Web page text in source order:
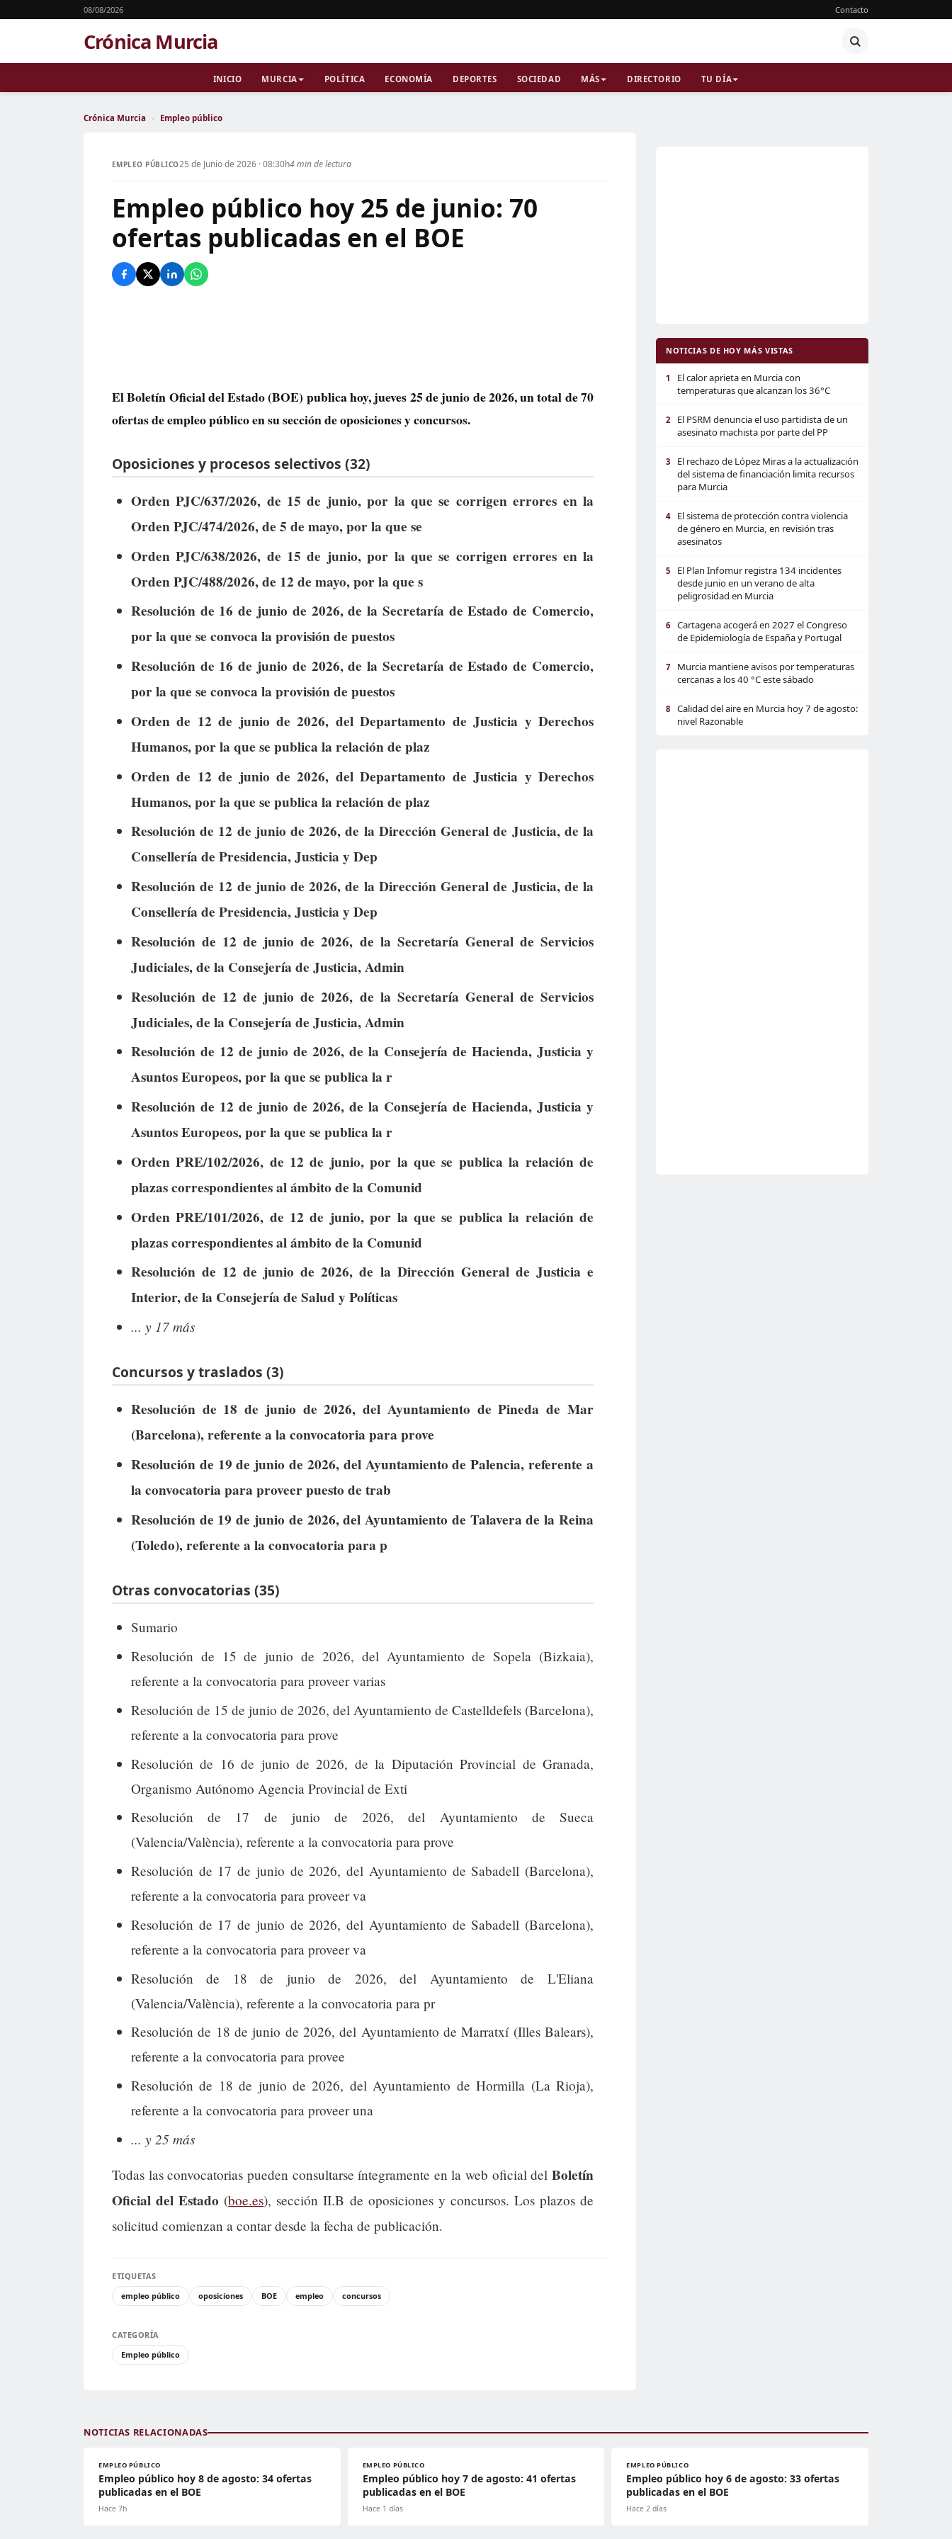
08/08/2026 Contacto
Crónica Murcia
INICIO MURCIA POLÍTICA ECONOMÍA DEPORTES SOCIEDAD MÁS DIRECTORIO TU DÍA
Crónica Murcia › Empleo público
EMPLEO PÚBLICO25 de Junio de 2026 · 08:30h4 min de lectura
Empleo público hoy 25 de junio: 70
ofertas publicadas en el BOE
El Boletín Oficial del Estado (BOE) publica hoy, jueves 25 de junio de 2026, un total de70
ofertas de empleo públicoen su sección de oposiciones y concursos.
Oposiciones y procesos selectivos (32)
Orden PJC/637/2026, de 15 de junio, por la que se corrigen errores en la
Orden PJC/474/2026, de 5 de mayo, por la que se
Orden PJC/638/2026, de 15 de junio, por la que se corrigen errores en la
Orden PJC/488/2026, de 12 de mayo, por la que s
Resolución de 16 de junio de 2026, de la Secretaría de Estado de Comercio,
por la que se convoca la provisión de puestos
Resolución de 16 de junio de 2026, de la Secretaría de Estado de Comercio,
por la que se convoca la provisión de puestos
Orden de 12 de junio de 2026, del Departamento de Justicia y Derechos
Humanos, por la que se publica la relación de plaz
Orden de 12 de junio de 2026, del Departamento de Justicia y Derechos
Humanos, por la que se publica la relación de plaz
Resolución de 12 de junio de 2026, de la Dirección General de Justicia, de la
Consellería de Presidencia, Justicia y Dep
Resolución de 12 de junio de 2026, de la Dirección General de Justicia, de la
Consellería de Presidencia, Justicia y Dep
Resolución de 12 de junio de 2026, de la Secretaría General de Servicios
Judiciales, de la Consejería de Justicia, Admin
Resolución de 12 de junio de 2026, de la Secretaría General de Servicios
Judiciales, de la Consejería de Justicia, Admin
Resolución de 12 de junio de 2026, de la Consejería de Hacienda, Justicia y
Asuntos Europeos, por la que se publica la r
Resolución de 12 de junio de 2026, de la Consejería de Hacienda, Justicia y
Asuntos Europeos, por la que se publica la r
Orden PRE/102/2026, de 12 de junio, por la que se publica la relación de
plazas correspondientes al ámbito de la Comunid
Orden PRE/101/2026, de 12 de junio, por la que se publica la relación de
plazas correspondientes al ámbito de la Comunid
Resolución de 12 de junio de 2026, de la Dirección General de Justicia e
Interior, de la Consejería de Salud y Políticas
... y 17 más
Concursos y traslados (3)
Resolución de 18 de junio de 2026, del Ayuntamiento de Pineda de Mar
(Barcelona), referente a la convocatoria para prove
Resolución de 19 de junio de 2026, del Ayuntamiento de Palencia, referente a
la convocatoria para proveer puesto de trab
Resolución de 19 de junio de 2026, del Ayuntamiento de Talavera de la Reina
(Toledo), referente a la convocatoria para p
Otras convocatorias (35)
Sumario
Resolución de 15 de junio de 2026, del Ayuntamiento de Sopela (Bizkaia),
referente a la convocatoria para proveer varias
Resolución de 15 de junio de 2026, del Ayuntamiento de Castelldefels (Barcelona),
referente a la convocatoria para prove
Resolución de 16 de junio de 2026, de la Diputación Provincial de Granada,
Organismo Autónomo Agencia Provincial de Exti
Resolución de 17 de junio de 2026, del Ayuntamiento de Sueca
(Valencia/València), referente a la convocatoria para prove
Resolución de 17 de junio de 2026, del Ayuntamiento de Sabadell (Barcelona),
referente a la convocatoria para proveer va
Resolución de 17 de junio de 2026, del Ayuntamiento de Sabadell (Barcelona),
referente a la convocatoria para proveer va
Resolución de 18 de junio de 2026, del Ayuntamiento de L'Eliana
(Valencia/València), referente a la convocatoria para pr
Resolución de 18 de junio de 2026, del Ayuntamiento de Marratxí (Illes Balears),
referente a la convocatoria para provee
Resolución de 18 de junio de 2026, del Ayuntamiento de Hormilla (La Rioja),
referente a la convocatoria para proveer una
... y 25 más
Todas las convocatorias pueden consultarse íntegramente en la web oficial del Boletín
Oficial del Estado (boe.es), sección II.B de oposiciones y concursos. Los plazos de
solicitud comienzan a contar desde la fecha de publicación.
ETIQUETAS
empleo público
oposiciones BOE empleo concursos
CATEGORÍA
Empleo público
NOTICIAS DE HOY MÁS VISTAS
1
El calor aprieta en Murcia con
temperaturas que alcanzan los 36°C
2
El PSRM denuncia el uso partidista de un
asesinato machista por parte del PP
3
El rechazo de López Miras a la actualización
del sistema de financiación limita recursos
para Murcia
4
El sistema de protección contra violencia
de género en Murcia, en revisión tras
asesinatos
5
El Plan Infomur registra 134 incidentes
desde junio en un verano de alta
peligrosidad en Murcia
6
Cartagena acogerá en 2027 el Congreso
de Epidemiología de España y Portugal
7
Murcia mantiene avisos por temperaturas
cercanas a los 40 °C este sábado
8
Calidad del aire en Murcia hoy 7 de agosto:
nivel Razonable
NOTICIAS RELACIONADAS
EMPLEO PÚBLICO
Empleo público hoy 8 de agosto: 34 ofertas
publicadas en el BOE
Hace 7h
EMPLEO PÚBLICO
Empleo público hoy 7 de agosto: 41 ofertas
publicadas en el BOE
Hace 1 días
EMPLEO PÚBLICO
Empleo público hoy 6 de agosto: 33 ofertas
publicadas en el BOE
Hace 2 días